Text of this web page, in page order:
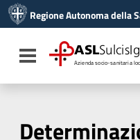
Vai al menu di
Vai al footer
Regione Autonoma della
Toggle navigation
ASL
Azienda socio-sanitaria